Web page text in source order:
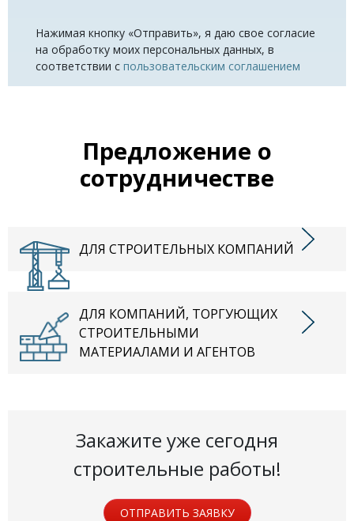
Нажимая кнопку «Отправить», я даю свое согласие
на обработку моих персональных данных, в
соответствии с пользовательским соглашением
Предложение о
сотрудничестве
ДЛЯ СТРОИТЕЛЬНЫХ КОМПАНИЙ
ДЛЯ КОМПАНИЙ, ТОРГУЮЩИХ
СТРОИТЕЛЬНЫМИ
МАТЕРИАЛАМИ И АГЕНТОВ
Закажите уже сегодня
строительные работы!
ОТПРАВИТЬ ЗАЯВКУ